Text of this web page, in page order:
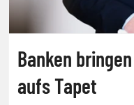
Banken
aufs Tapet